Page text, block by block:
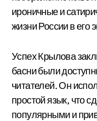
ироничные и
жизни России в его
Успех Крылова
басни были
читателей. Он
простой язык, что
популярными и